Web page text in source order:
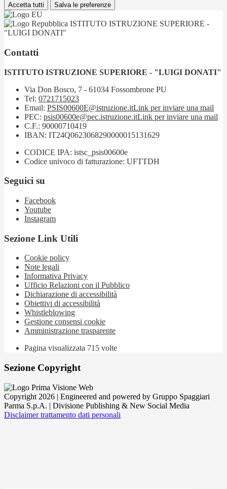
Accetta tutti Salva le preferenze
ISTITUTO ISTRUZIONE SUPERIORE -
"LUIGI DONATI"
Contatti
ISTITUTO ISTRUZIONE SUPERIORE - "LUIGI DONATI"
Via Don Bosco, 7 - 61034 Fossombrone PU
Tel: 0721715023
Email: PSIS00600E@istruzione.itLink per inviare una mail
PEC: psis00600e@pec.istruzione.itLink per inviare una mail
C.F.: 90000710419
IBAN: IT24Q0623068290000015131629
CODICE IPA: istsc_psis00600e
Codice univoco di fatturazione: UFTTDH
Seguici su
Facebook
Youtube
Instagram
Sezione Link Utili
Cookie policy
Note legali
Informativa Privacy
Ufficio Relazioni con il Pubblico
Dichiarazione di accessibilità
Obiettivi di accessibilità
Whistleblowing
Gestione consensi cookie
Amministrazione trasparente
Pagina visualizzata 715 volte
Sezione Copyright
Copyright 2026 | Engineered and powered by Gruppo Spaggiari
Parma S.p.A. | Divisione Publishing & New Social Media
Disclaimer trattamento dati personali